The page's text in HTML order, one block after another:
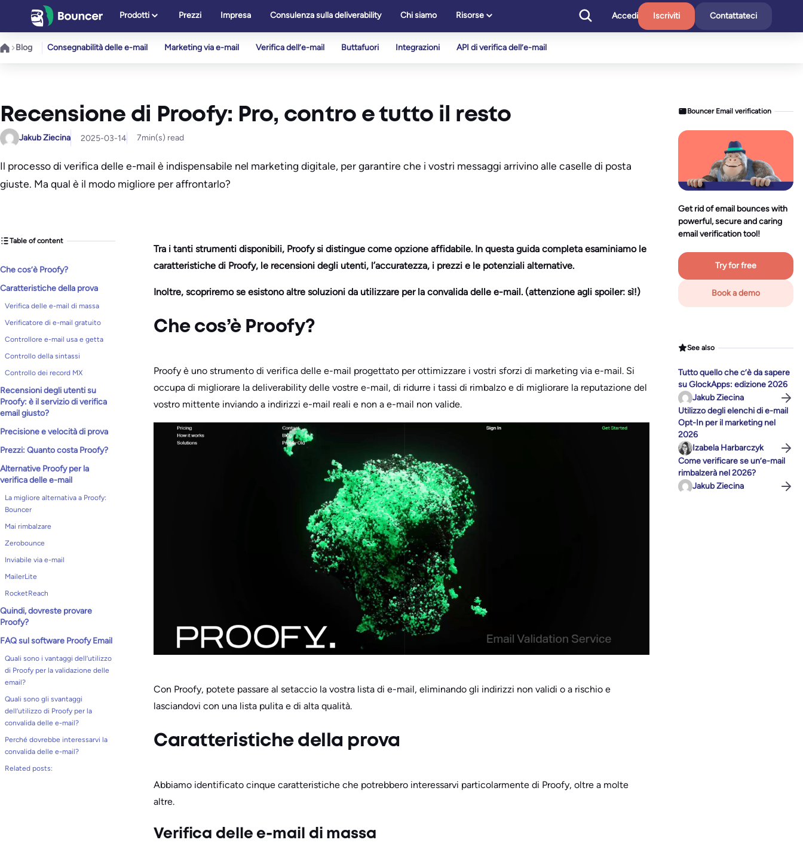
contenuto
Prodotti Prezzi Impresa Consulenza sulla deliverability Chi siamo Risorse Accedi Iscriviti Contattateci
Blog Consegnabilità delle e-mail Marketing via e-mail Verifica dell’e-mail Buttafuori Integrazioni API di verifica dell’e-mail
Recensione di Proofy: Pro, contro e tutto il resto
Jakub Ziecina 2025-03-14 7min(s) read
Il processo di verifica delle e-mail è indispensabile nel marketing digitale, per garantire che i vostri messaggi arrivino alle caselle di posta
giuste. Ma qual è il modo migliore per affrontarlo?
Table of content
Che cos’è Proofy?
Caratteristiche della prova
Verifica delle e-mail di massa
Verificatore di e-mail gratuito
Controllore e-mail usa e getta
Controllo della sintassi
Controllo dei record MX
Recensioni degli utenti su
Proofy: è il servizio di verifica
email giusto?
Precisione e velocità di prova
Prezzi: Quanto costa Proofy?
Alternative Proofy per la
verifica delle e-mail
La migliore alternativa a Proofy:
Bouncer
Mai rimbalzare
Zerobounce
Inviabile via e-mail
MailerLite
RocketReach
Quindi, dovreste provare
Proofy?
FAQ sul software Proofy Email
Quali sono i vantaggi dell’utilizzo
di Proofy per la validazione delle
email?
Quali sono gli svantaggi
dell’utilizzo di Proofy per la
convalida delle e-mail?
Perché dovrebbe interessarvi la
convalida delle e-mail?
Related posts:
Tra i tanti strumenti disponibili, Proofy si distingue come opzione affidabile. In questa guida completa esaminiamo le
caratteristiche di Proofy, le recensioni degli utenti, l’accuratezza, i prezzi e le potenziali alternative.
Inoltre, scopriremo se esistono altre soluzioni da utilizzare per la convalida delle e-mail. (attenzione agli spoiler: sì!)
Che cos’è Proofy?
Proofy è uno strumento di verifica delle e-mail progettato per ottimizzare i vostri sforzi di marketing via e-mail. Si
occupa di migliorare la deliverability delle vostre e-mail, di ridurre i tassi di rimbalzo e di migliorare la reputazione del
vostro mittente inviando a indirizzi e-mail reali e non a e-mail non valide.
Con Proofy, potete passare al setaccio la vostra lista di e-mail, eliminando gli indirizzi non validi o a rischio e
lasciandovi con una lista pulita e di alta qualità.
Caratteristiche della prova
Abbiamo identificato cinque caratteristiche che potrebbero interessarvi particolarmente di Proofy, oltre a molte
altre.
Verifica delle e-mail di massa
Bouncer Email verification
Get rid of email bounces with
powerful, secure and caring
email verification tool!
Try for free
Book a demo
See also
Tutto quello che c’è da sapere
su GlockApps: edizione 2026
Jakub Ziecina
Utilizzo degli elenchi di e-mail
Opt-In per il marketing nel
2026
Izabela Harbarczyk
Come verificare se un’e-mail
rimbalzerà nel 2026?
Jakub Ziecina